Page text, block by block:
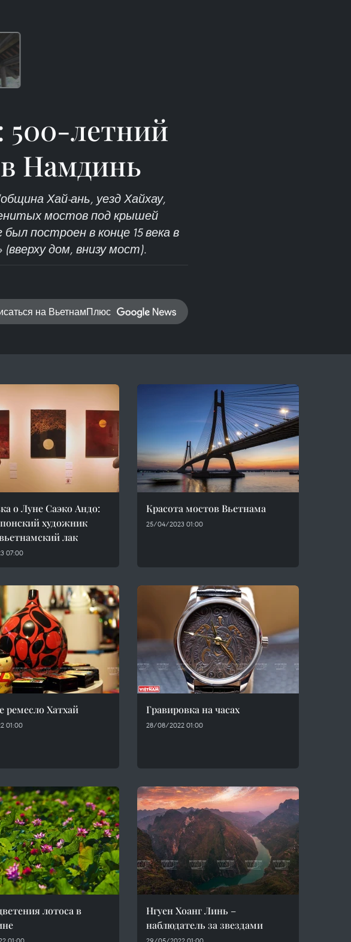
500-летний
Намдинь
Хай-ань, уезд Хайхау,
мостов под крышей
построен в конце 15 века в
дом, внизу мост).
на ВьетнамПлюс
о Луне Саэко Андо:
художник
лак
07:00
Красота мостов Вьетнама
25/04/2023 01:00
ремесло Хатхай
01:00
Гравировка на часах
28/08/2022 01:00
лотоса в
Нгуен Хоанг Линь –
наблюдатель за звездами